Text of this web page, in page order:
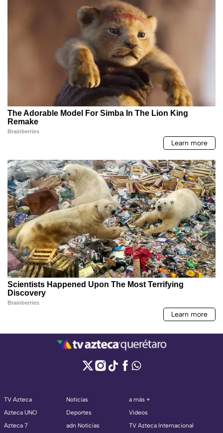
TV Azteca
Azteca UNO
Azteca 7
Noticias
Deportes
adn Noticias
a más +
Videos
TV Azteca Internacional